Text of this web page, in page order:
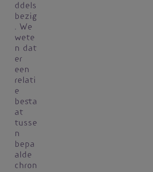
ddels
bezig
. We
wete
n dat
er
een
relati
e
besta
at
tusse
n
bepa
alde
chron